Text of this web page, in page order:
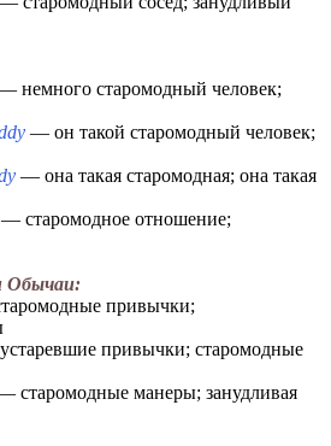
немного старомодный человек;
— он такой старомодный человек;
— она такая старомодная; она такая
— старомодное отношение;
Обычаи:
привычки;
привычки; старомодные
старомодные манеры; занудливая